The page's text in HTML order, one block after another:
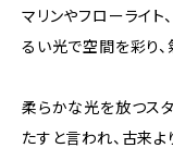
マリンやフローライト
るい光で空間を彩り、
柔らかな光を放つス
たすと言われ、古来